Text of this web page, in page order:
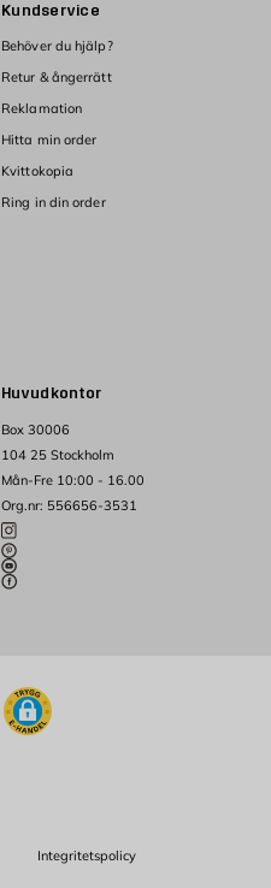
Huvudkontor
Box 30006
104 25 Stockholm
Mån-Fre 10:00 - 16.00
Org.nr: 556656-3531
Kundservice
Behöver du hjälp?
Retur & ångerrätt
Reklamation
Hitta min order
Kvittokopia
Ring in din order
Integritetspolicy